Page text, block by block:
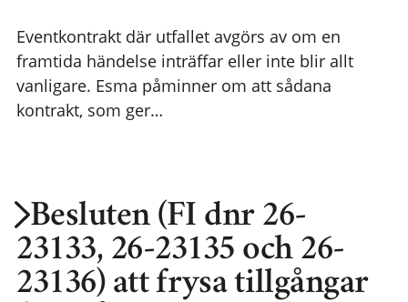
Eventkontrakt där utfallet avgörs av om en
framtida händelse inträffar eller inte blir allt
vanligare. Esma påminner om att sådana
kontrakt, som ger…
Besluten (FI dnr 26-
23133, 26-23135 och 26-
23136) att frysa tillgångar